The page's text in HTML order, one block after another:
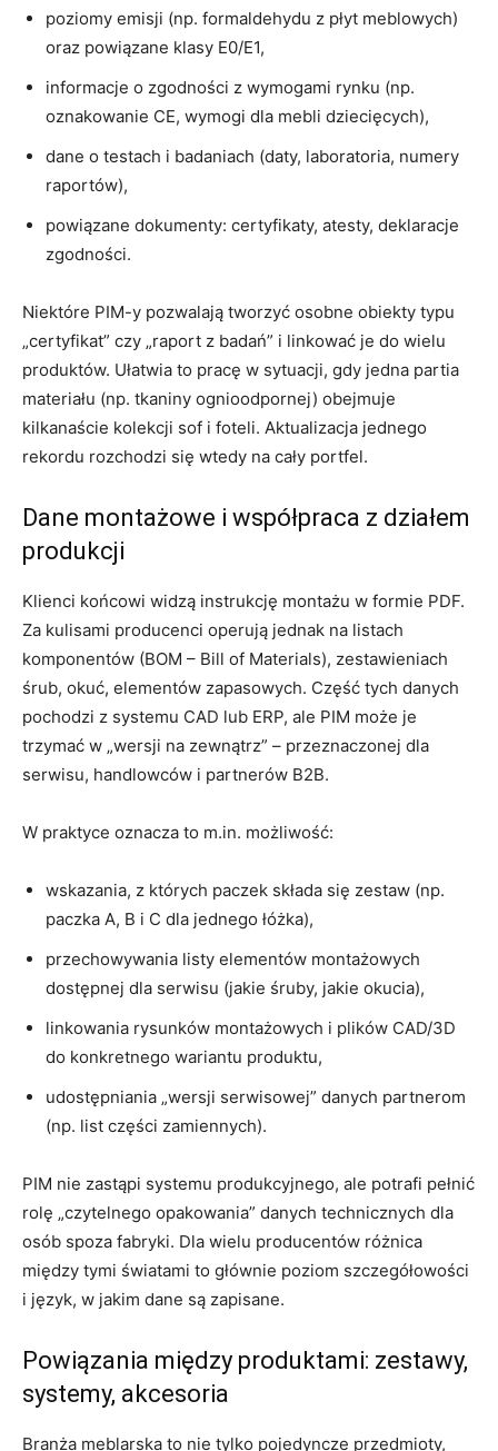
poziomy emisji (np. formaldehydu z płyt meblowych)
oraz powiązane klasy E0/E1,
informacje o zgodności z wymogami rynku (np.
oznakowanie CE, wymogi dla mebli dziecięcych),
dane o testach i badaniach (daty, laboratoria, numery
raportów),
powiązane dokumenty: certyfikaty, atesty, deklaracje
zgodności.
Niektóre PIM-y pozwalają tworzyć osobne obiekty typu
„certyfikat” czy „raport z badań” i linkować je do wielu
produktów. Ułatwia to pracę w sytuacji, gdy jedna partia
materiału (np. tkaniny ognioodpornej) obejmuje
kilkanaście kolekcji sof i foteli. Aktualizacja jednego
rekordu rozchodzi się wtedy na cały portfel.
Dane montażowe i współpraca z działem
produkcji
Klienci końcowi widzą instrukcję montażu w formie PDF.
Za kulisami producenci operują jednak na listach
komponentów (BOM – Bill of Materials), zestawieniach
śrub, okuć, elementów zapasowych. Część tych danych
pochodzi z systemu CAD lub ERP, ale PIM może je
trzymać w „wersji na zewnątrz” – przeznaczonej dla
serwisu, handlowców i partnerów B2B.
W praktyce oznacza to m.in. możliwość:
wskazania, z których paczek składa się zestaw (np.
paczka A, B i C dla jednego łóżka),
przechowywania listy elementów montażowych
dostępnej dla serwisu (jakie śruby, jakie okucia),
linkowania rysunków montażowych i plików CAD/3D
do konkretnego wariantu produktu,
udostępniania „wersji serwisowej” danych partnerom
(np. list części zamiennych).
PIM nie zastąpi systemu produkcyjnego, ale potrafi pełnić
rolę „czytelnego opakowania” danych technicznych dla
osób spoza fabryki. Dla wielu producentów różnica
między tymi światami to głównie poziom szczegółowości
i język, w jakim dane są zapisane.
Powiązania między produktami: zestawy,
systemy, akcesoria
Branża meblarska to nie tylko pojedyncze przedmioty,